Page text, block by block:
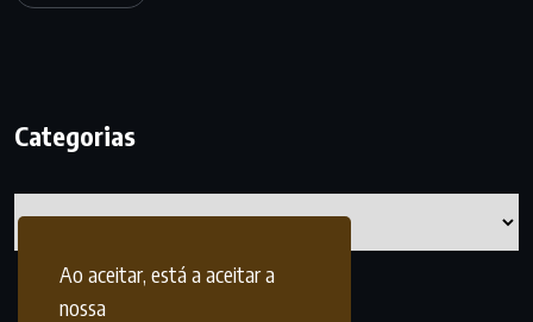
Ao aceitar, está a aceitar a
nossa
Categorias